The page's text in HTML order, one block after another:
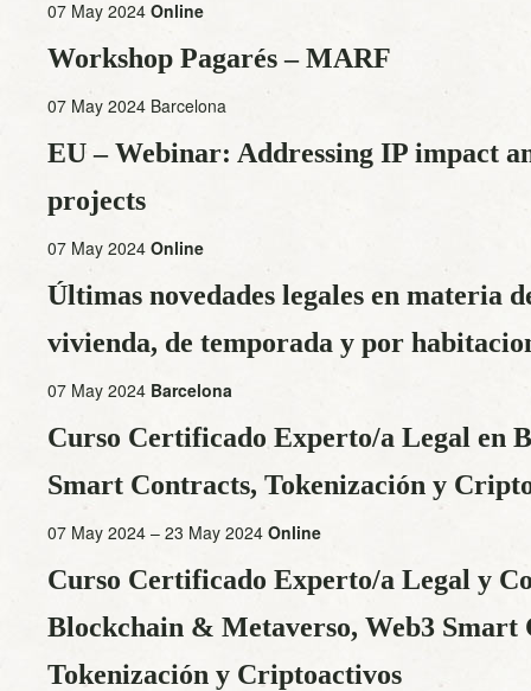
07 May 2024 Online
Workshop Pagarés – MARF
07 May 2024 Barcelona
EU – Webinar: Addressing IP impact
projects
07 May 2024 Online
Últimas novedades legales en materia
vivienda, de temporada y por
07 May 2024 Barcelona
Curso Certificado Experto/a Legal en
Smart Contracts, Tokenización y
07 May 2024 – 23 May 2024 Online
Curso Certificado Experto/a Legal y
Blockchain & Metaverso, Web3 Smart
Tokenización y Criptoactivos